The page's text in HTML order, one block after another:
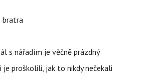
bratra
s nářadím je věčně prázdný
proškolili, jak to nikdy nečekali